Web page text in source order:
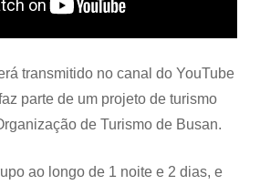
transmitido no canal do YouTube
parte de um projeto de turismo
de Turismo de Busan.
ao longo de 1 noite e 2 dias, e